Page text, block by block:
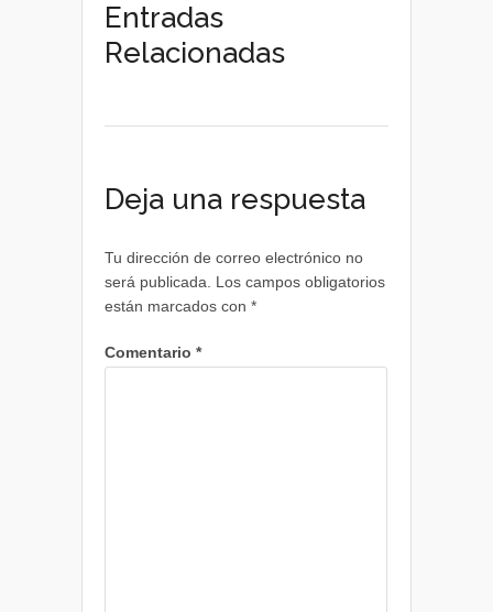
Entradas
Relacionadas
Deja una respuesta
Tu dirección de correo electrónico no
será publicada. Los campos obligatorios
están marcados con *
Comentario *